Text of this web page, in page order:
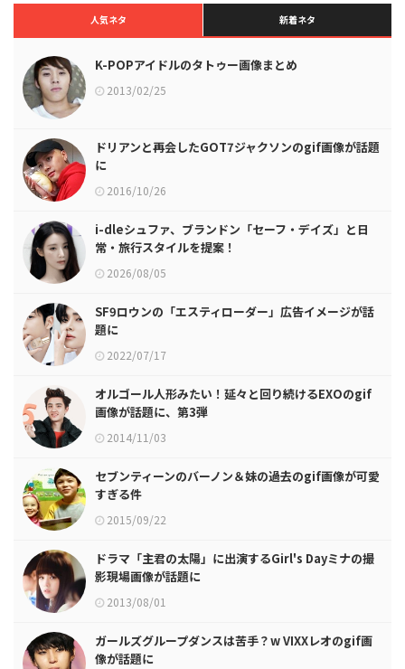
人気ネタ 新着ネタ
K-POPアイドルのタトゥー画像まとめ
2013/02/25
ドリアンと再会したGOT7ジャクソンのgif画像が話題
に
2016/10/26
i-dleシュファ、ブランドン「セーフ・デイズ」と日
常・旅行スタイルを提案！
2026/08/05
SF9ロウンの「エスティローダー」広告イメージが話
題に
2022/07/17
オルゴール人形みたい！延々と回り続けるEXOのgif
画像が話題に、第3弾
2014/11/03
セブンティーンのバーノン＆妹の過去のgif画像が可愛
すぎる件
2015/09/22
ドラマ「主君の太陽」に出演するGirl's Dayミナの撮
影現場画像が話題に
2013/08/01
ガールズグループダンスは苦手？w VIXXレオのgif画
像が話題に